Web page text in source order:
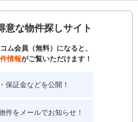
意な物件探しサイト
ム会員（無料）になると、
情報がご覧いただけます！
保証金などを公開！
件をメールでお知らせ！